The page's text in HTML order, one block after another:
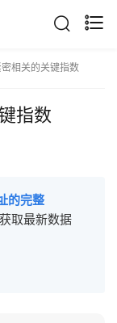
相关的关键指数
指数
的完整
取最新数据